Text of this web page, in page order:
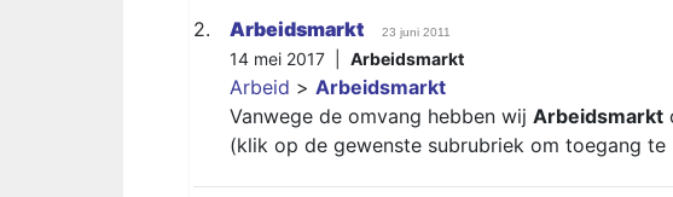
2. Arbeidsmarkt 23 juni 2011
14 mei 2017 | Arbeidsmarkt
Arbeid > Arbeidsmarkt
Vanwege de omvang hebben wij Arbeidsmarkt
(klik op de gewenste subrubriek om toegang te